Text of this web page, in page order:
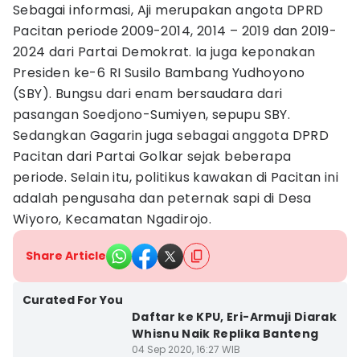
Sebagai informasi, Aji merupakan angota DPRD
Pacitan periode 2009-2014, 2014 – 2019 dan 2019-
2024 dari Partai Demokrat. Ia juga keponakan
Presiden ke-6 RI Susilo Bambang Yudhoyono
(SBY). Bungsu dari enam bersaudara dari
pasangan Soedjono-Sumiyen, sepupu SBY.
Sedangkan Gagarin juga sebagai anggota DPRD
Pacitan dari Partai Golkar sejak beberapa
periode. Selain itu, politikus kawakan di Pacitan ini
adalah pengusaha dan peternak sapi di Desa
Wiyoro, Kecamatan Ngadirojo.
Share Article
Curated For You
Daftar ke KPU, Eri-Armuji Diarak
Whisnu Naik Replika Banteng
04 Sep 2020, 16:27 WIB